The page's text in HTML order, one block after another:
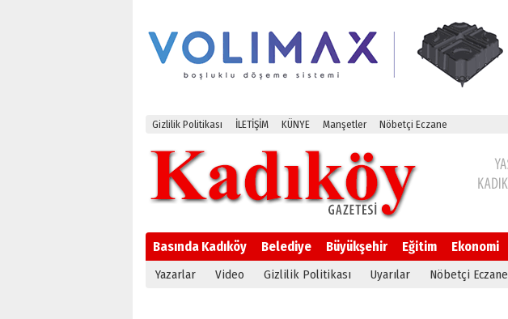
Gizlilik Politikası İLETİŞİM KÜNYE Manşetler Nöbetçi Eczane
Basında Kadıköy Belediye Büyükşehir Eğitim Ekonomi
Yazarlar Video Gizlilik Politikası Uyarılar Nöbetçi Eczane